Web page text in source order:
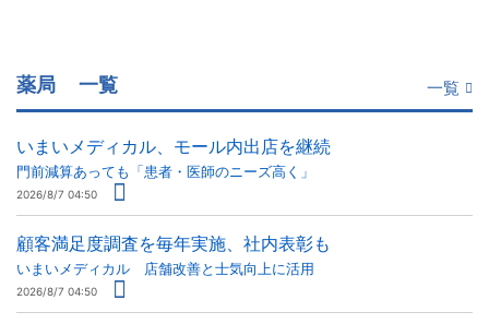
薬局 一覧 一覧
いまいメディカル、モール内出店を継続
門前減算あっても「患者・医師のニーズ高く」
2026/8/7 04:50
顧客満足度調査を毎年実施、社内表彰も
いまいメディカル 店舗改善と士気向上に活用
2026/8/7 04:50